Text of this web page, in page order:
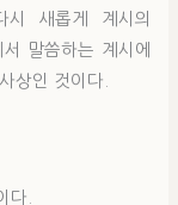
새롭게 계시의
말씀하는 계시에
상인 것이다.
다.